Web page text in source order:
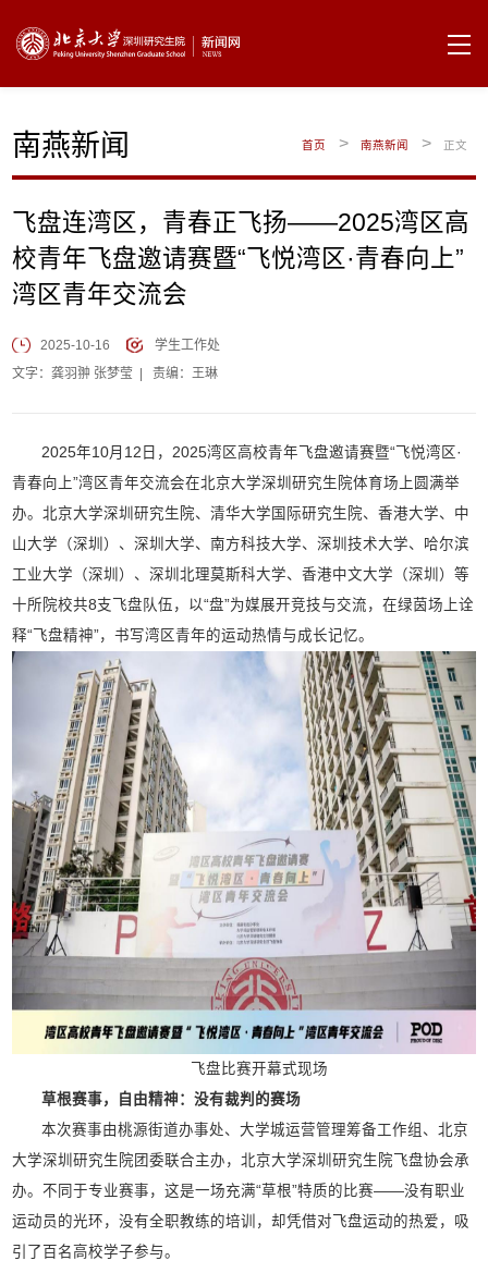
南燕新闻 首页 > 南燕新闻 > 正文
飞盘连湾区，青春正飞扬——2025湾区高
校青年飞盘邀请赛暨“飞悦湾区·青春向上”
湾区青年交流会
2025-10-16
学生工作处
文字：龚羽翀 张梦莹 |责编：王琳
2025年10月12日，2025湾区高校青年飞盘邀请赛暨“飞悦湾区·
青春向上”湾区青年交流会在北京大学深圳研究生院体育场上圆满举
办。北京大学深圳研究生院、清华大学国际研究生院、香港大学、中
山大学（深圳）、深圳大学、南方科技大学、深圳技术大学、哈尔滨
工业大学（深圳）、深圳北理莫斯科大学、香港中文大学（深圳）等
十所院校共8支飞盘队伍，以“盘”为媒展开竞技与交流，在绿茵场上诠
释“飞盘精神”，书写湾区青年的运动热情与成长记忆。
飞盘比赛开幕式现场
草根赛事，自由精神：没有裁判的赛场
本次赛事由桃源街道办事处、大学城运营管理筹备工作组、北京
大学深圳研究生院团委联合主办，北京大学深圳研究生院飞盘协会承
办。不同于专业赛事，这是一场充满“草根”特质的比赛——没有职业
运动员的光环，没有全职教练的培训，却凭借对飞盘运动的热爱，吸
引了百名高校学子参与。